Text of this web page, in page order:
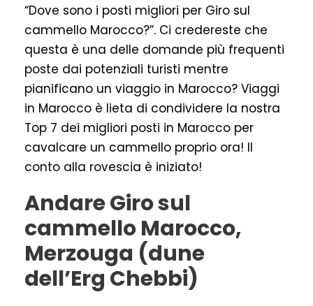
“Dove sono i posti migliori per Giro sul
cammello Marocco?”. Ci credereste che
questa è una delle domande più frequenti
poste dai potenziali turisti mentre
pianificano un viaggio in Marocco? Viaggi
in Marocco è lieta di condividere la nostra
Top 7 dei migliori posti in Marocco per
cavalcare un cammello proprio ora! Il
conto alla rovescia è iniziato!
Andare Giro sul
cammello Marocco,
Merzouga (dune
dell’Erg Chebbi)